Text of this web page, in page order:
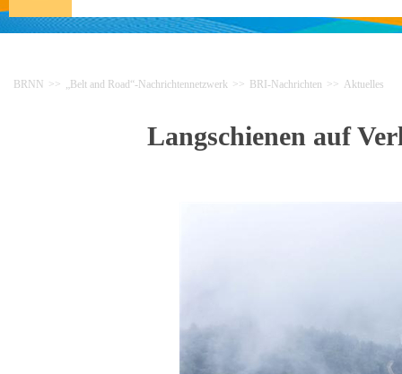
BRNN >> „Belt and Road“-Nachrichtennetzwerk >> BRI-Nachrichten >> Aktuelles
Langschienen auf